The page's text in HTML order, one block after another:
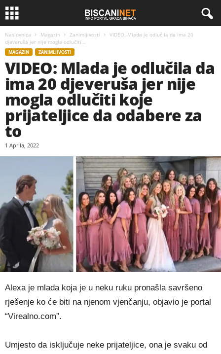
Naslovnica Magazin Zanimljivosti
VIDEO: Mlada je odlučila da ima 20
djeveruša jer nije mogla odlučiti...
MAGAZIN ZANIMLJIVOSTI
VIDEO: Mlada je odlučila da
ima 20 djeveruša jer nije
mogla odlučiti koje
prijateljice da odabere za
to
1 Aprila, 2022
Alexa je mlada koja je u neku ruku pronašla savršeno
rješenje ko će biti na njenom vjenčanju, objavio je portal
“Virealno.com”.
Umjesto da isključuje neke prijateljice, ona je svaku od